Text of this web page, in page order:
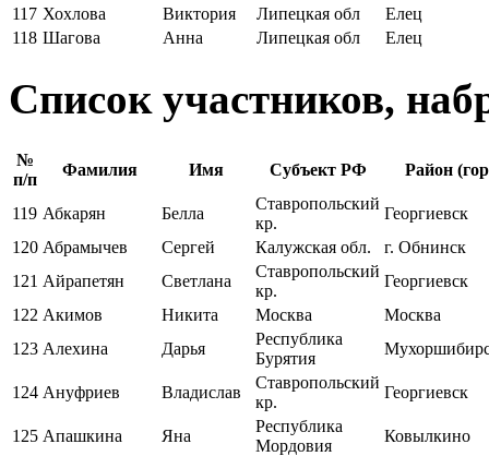
117 Хохлова Виктория Липецкая обл
Елец
118 Шагова Анна Липецкая обл Елец
Список участников,
№
п/п
Фамилия Имя Субъект РФ Район
119 Абкарян Белла
Ставропольский
кр.
Георгиевск
120 Абрамычев Сергей Калужская обл.
г. Обнинск
121 Айрапетян Светлана
Ставропольский
кр.
Георгиевск
122 Акимов Никита Москва
Москва
123 Алехина Дарья
Республика
Бурятия
124 Ануфриев Владислав
Ставропольский
кр.
Георгиевск
125 Апашкина Яна
Республика
Мордовия
Ковылкино